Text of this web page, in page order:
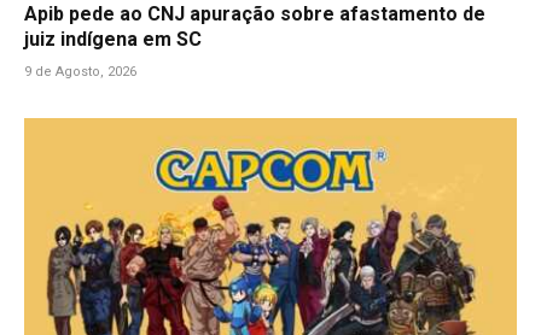
Apib pede ao CNJ apuração sobre afastamento de
juiz indígena em SC
9 de Agosto, 2026